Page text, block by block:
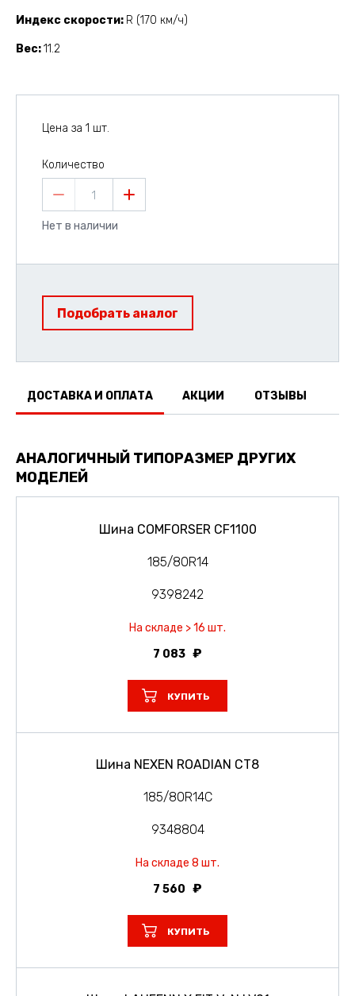
Индекс скорости R (170 км/ч)
Вес 11.2
Цена за 1 шт.
Количество
1
Нет в наличии
Подобрать аналог
ДОСТАВКА И ОПЛАТА АКЦИИ ОТЗЫВЫ
АНАЛОГИЧНЫЙ ТИПОРАЗМЕР ДРУГИХ
МОДЕЛЕЙ
Шина COMFORSER CF1100
185/80R14
9398242
На складе > 16 шт.
7 083
КУПИТЬ
Шина NEXEN ROADIAN CT8
185/80R14C
9348804
На складе 8 шт.
7 560
КУПИТЬ